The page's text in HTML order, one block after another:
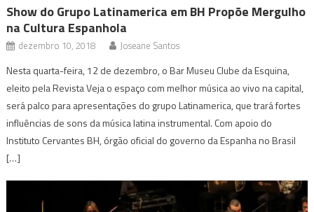
Show do Grupo Latinamerica em BH Propõe Mergulho
na Cultura Espanhola
dezembro 10, 2018 Joseane Santos
Nesta quarta-feira, 12 de dezembro, o Bar Museu Clube da Esquina,
eleito pela Revista Veja o espaço com melhor música ao vivo na capital,
será palco para apresentações do grupo Latinamerica, que trará fortes
influências de sons da música latina instrumental. Com apoio do
Instituto Cervantes BH, órgão oficial do governo da Espanha no Brasil
[…]